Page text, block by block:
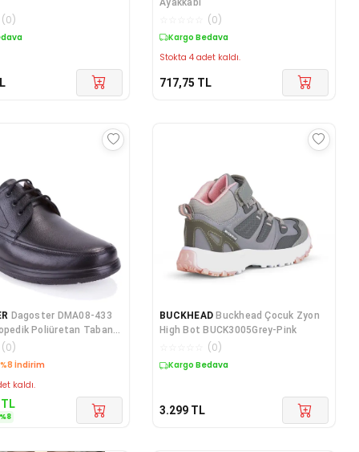
(0) (0)
Kargo Bedava
Stokta 4 adet kaldı.
717,75 TL
Dagoster DMA08-433
Poliüretan Taban
(0)
kaldı.
TL
%8
BUCKHEAD Buckhead Çocuk Zyon
High Bot BUCK3005Grey-Pink
(0)
Kargo Bedava
3.299 TL